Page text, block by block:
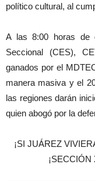
político cultural, al
A las 8:00 horas de
Seccional (CES),
ganados por el
manera masiva y el
las regiones darán
quien abogó por la
¡SI JUÁREZ
¡SECCIÓN